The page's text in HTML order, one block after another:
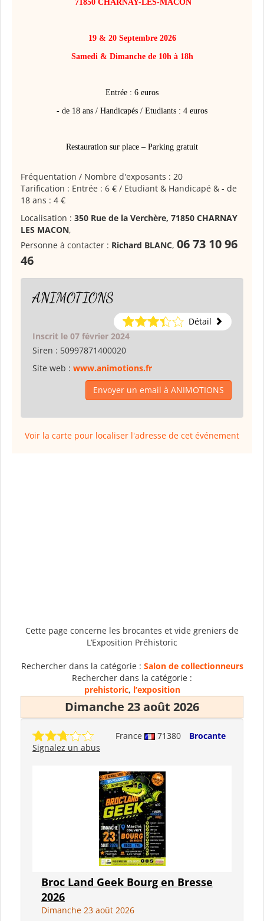
71850 CHARNAY-LÈS-MÂCON
19 & 20 Septembre 2026
Samedi & Dimanche de 10h à 18h
Entrée : 6 euros
- de 18 ans / Handicapés / Etudiants : 4 euros
Restauration sur place – Parking gratuit
Fréquentation / Nombre d'exposants : 20
Tarification : Entrée : 6 € / Etudiant & Handicapé & - de
18 ans : 4 €
Localisation : 350 Rue de la Verchère, 71850 CHARNAY
LES MACON,
Personne à contacter : Richard BLANC, 06 73 10 96
46
ANIMOTIONS
Détail
Inscrit le 07 février 2024
Siren : 50997871400020
Site web : www.animotions.fr
Envoyer un email à ANIMOTIONS
Voir la carte pour localiser l'adresse de cet événement
Cette page concerne les brocantes et vide greniers de
L’Exposition Préhistoric
Rechercher dans la catégorie : Salon de collectionneurs
Rechercher dans la catégorie :
prehistoric, l’exposition
Dimanche 23 août 2026
France 71380
Brocante
Signalez un abus
Broc Land Geek Bourg en Bresse
2026
Dimanche 23 août 2026